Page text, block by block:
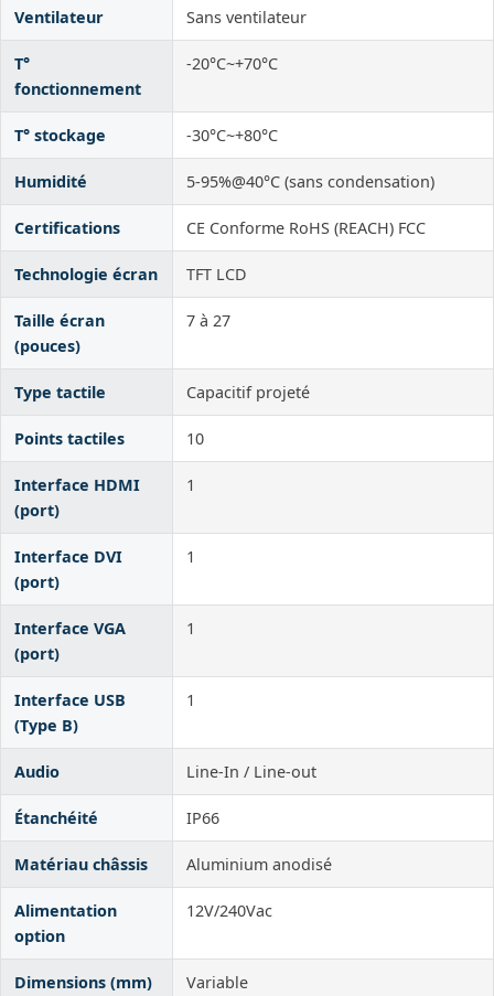
Ventilateur Sans ventilateur
T°
fonctionnement
-20°C~+70°C
T° stockage -30°C~+80°C
Humidité 5-95%@40°C (sans condensation)
Certifications CE Conforme RoHS (REACH) FCC
Technologie écran TFT LCD
Taille écran
(pouces)
7 à 27
Type tactile Capacitif projeté
Points tactiles 10
Interface HDMI
(port)
1
Interface DVI
(port)
1
Interface VGA
(port)
1
Interface USB
(Type B)
1
Audio Line-In / Line-out
Étanchéité IP66
Matériau châssis Aluminium anodisé
Alimentation
option
12V/240Vac
Dimensions (mm) Variable